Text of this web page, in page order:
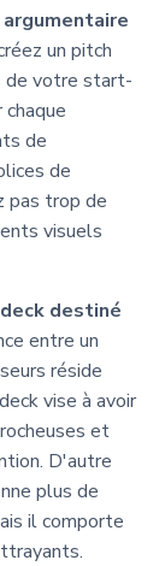
un pitch
de votre start-
de
de
pas trop de
visuels
destiné
entre un
réside
vise à avoir
et
D'autre
plus de
il comporte